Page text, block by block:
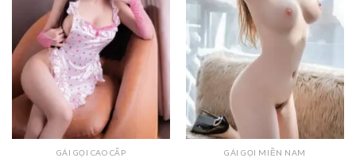
GÁI GỌI CAO CẤP GÁI GỌI MIỀN NAM